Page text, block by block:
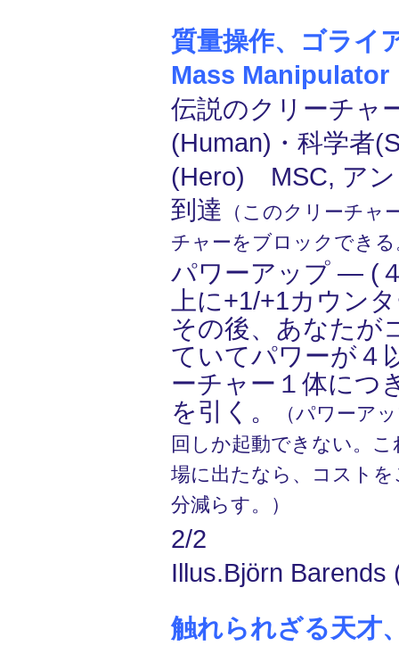
質量操作、ゴライ
Mass Manipulator
伝説のクリーチャ
(Human)・科学者
(Hero) MSC, アン
到達
（このクリーチャ
チャーをブロックできる
パワーアップ ― (
上に+1/+1カウン
その後、あなたが
ていてパワーが４
ーチャー１体につ
を引く。
（パワーア
回しか起動できない。
場に出たなら、コスト
分減らす。）
2/2
Illus.Björn Barends
触れられざる天才